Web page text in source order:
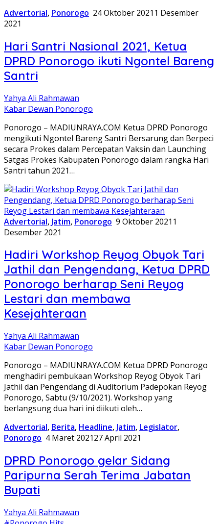
Advertorial, Ponorogo 24 Oktober 2021 1 Desember
2021
Hari Santri Nasional 2021, Ketua
DPRD Ponorogo ikuti Ngontel Bareng
Santri
Yahya Ali Rahmawan
Kabar Dewan Ponorogo
Ponorogo – MADIUNRAYA.COM Ketua DPRD Ponorogo
mengikuti Ngontel Bareng Santri Bersarung dan Berpeci
secara Prokes dalam Percepatan Vaksin dan Launching
Satgas Prokes Kabupaten Ponorogo dalam rangka Hari
Santri tahun 2021…
Advertorial, Jatim, Ponorogo 9 Oktober 2021 1
Desember 2021
Hadiri Workshop Reyog Obyok Tari
Jathil dan Pengendang, Ketua DPRD
Ponorogo berharap Seni Reyog
Lestari dan membawa
Kesejahteraan
Yahya Ali Rahmawan
Kabar Dewan Ponorogo
Ponorogo – MADIUNRAYA.COM Ketua DPRD Ponorogo
menghadiri pembukaan Workshop Reyog Obyok Tari
Jathil dan Pengendang di Auditorium Padepokan Reyog
Ponorogo, Sabtu (9/10/2021). Workshop yang
berlangsung dua hari ini diikuti oleh…
Advertorial, Berita, Headline, Jatim, Legislator,
Ponorogo 4 Maret 202127 April 2021
DPRD Ponorogo gelar Sidang
Paripurna Serah Terima Jabatan
Bupati
Yahya Ali Rahmawan